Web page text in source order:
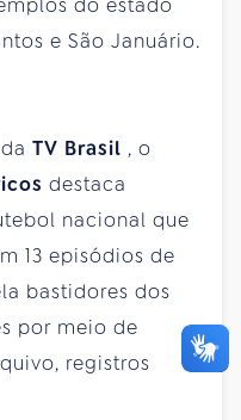
e São Januário.
TV Brasil , o
destaca
nacional que
13 episódios de
bastidores dos
por meio de
registros